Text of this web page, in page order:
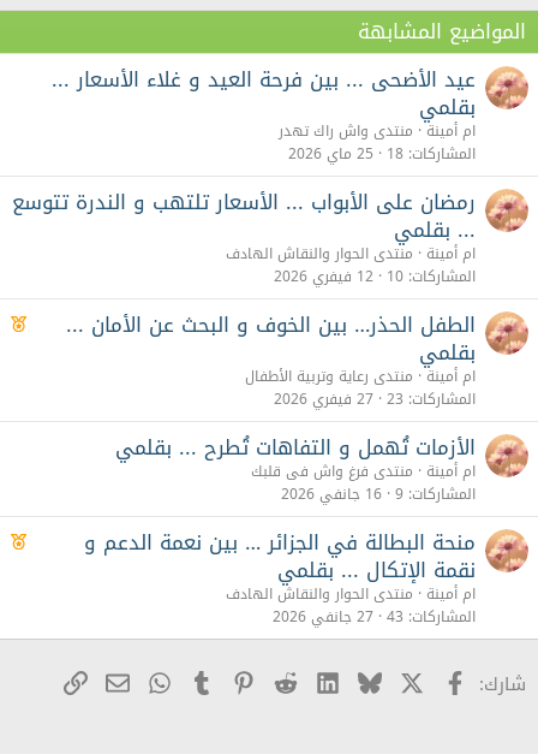
المواضيع المشابهة
عيد الأضحى ... بين فرحة العيد و غلاء الأسعار ...
بقلمي
ام أمينة منتدى واش راك تهدر
المشاركات 18 25 ماي 2026
رمضان على الأبواب ... الأسعار تلتهب و الندرة تتوسع
... بقلمي
ام أمينة منتدى الحوار والنقاش الهادف
المشاركات 10 12 فيفري 2026
الطفل الحذر… بين الخوف و البحث عن الأمان ...
بقلمي
ام أمينة منتدى رعاية وتربية الأطفال
المشاركات 23 27 فيفري 2026
الأزمات تُهمل و التفاهات تُطرح ... بقلمي
ام أمينة منتدى فرغ واش فى قلبك
المشاركات 9 16 جانفي 2026
منحة البطالة في الجزائر … بين نعمة الدعم و
نقمة الإتكال ... بقلمي
ام أمينة منتدى الحوار والنقاش الهادف
المشاركات 43 27 جانفي 2026
شارك: Facebook
X
Bluesky
LinkedIn
Reddit
Pinterest
Tumblr
WhatsApp
البريدرابط